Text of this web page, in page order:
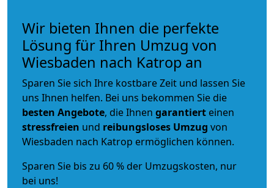
Wir bieten Ihnen die perfekte
Lösung für Ihren Umzug von
Wiesbaden nach Katrop an
Sparen Sie sich Ihre kostbare Zeit und lassen Sie
uns Ihnen helfen. Bei uns bekommen Sie die
besten Angebote, die Ihnen garantiert einen
stressfreien und reibungsloses Umzug von
Wiesbaden nach Katrop ermöglichen können.
Sparen Sie bis zu 60 % der Umzugskosten, nur
bei uns!